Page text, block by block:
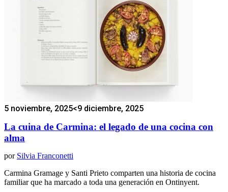
5 noviembre, 2025<9 diciembre, 2025
La cuina de Carmina: el legado de una cocina con
alma
por Silvia Franconetti
Carmina Gramage y Santi Prieto comparten una historia de cocina
familiar que ha marcado a toda una generación en Ontinyent.